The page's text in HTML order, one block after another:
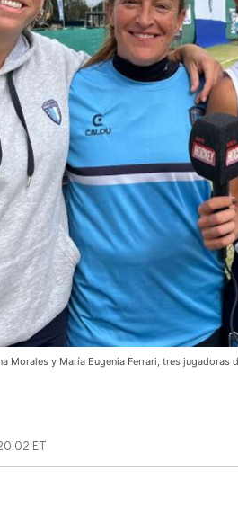
Morales y María Eugenia Ferrari, tres jugadoras
ET